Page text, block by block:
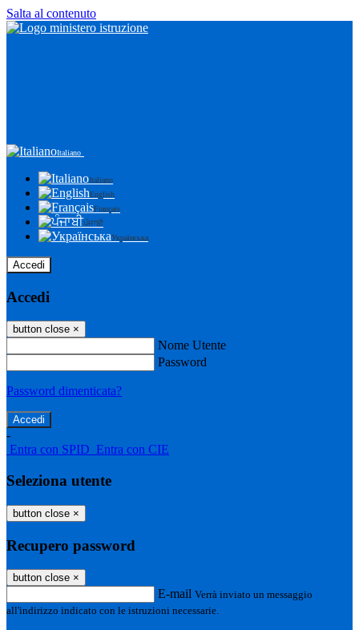
Salta al contenuto
Italiano
Italiano
English
Français
ਪੰਜਾਬੀ
Українська
Accedi
Accedi
button close ×
Nome Utente
Password
Password dimenticata?
-
Entra con SPID Entra con CIE
Seleziona utente
button close ×
Recupero password
button close ×
E-mail Verrà inviato un messaggio
all'indirizzo indicato con le istruzioni necessarie.